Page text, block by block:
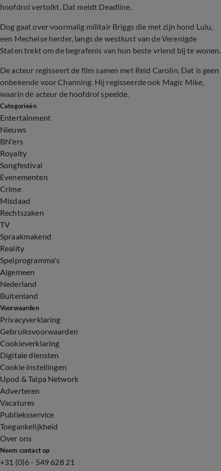
hoofdrol vertolkt. Dat meldt Deadline.
Dog gaat over voormalig militair Briggs die met zijn hond Lulu,
een Mechelse herder, langs de westkust van de Verenigde
Staten trekt om de begrafenis van hun beste vriend bij te wonen.
De acteur regisseert de film samen met Reid Carolin. Dat is geen
onbekende voor Channing. Hij regisseerde ook Magic Mike,
waarin de acteur de hoofdrol speelde.
Categorieën
Entertainment
Nieuws
BN'ers
Royalty
Songfestival
Evenementen
Crime
Misdaad
Rechtszaken
TV
Spraakmakend
Reality
Spelprogramma's
Algemeen
Nederland
Buitenland
Voorwaarden
Privacyverklaring
Gebruiksvoorwaarden
Cookieverklaring
Digitale diensten
Cookie instellingen
Upod & Talpa Network
Adverteren
Vacatures
Publieksservice
Toegankelijkheid
Over ons
Neem contact op
+31 (0)6 - 549 628 21